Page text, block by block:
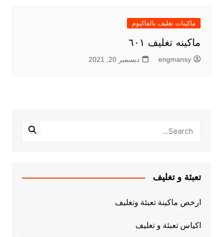
ماكينات تغليف بالفاكيوم
ماكينه تغليف ٦٠١
engmansy ديسمبر 20, 2021
تعبئة و تغليف
ارخص ماكينة تعبئة وتغليف
اكياس تعبئة و تغليف